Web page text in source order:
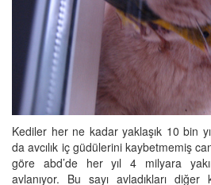
Kediler her ne kadar yaklaşık 10 bin
da avcılık iç güdülerini kaybetmemiş
göre abd’de her yıl 4 milyara
avlanıyor. Bu sayı avladıkları